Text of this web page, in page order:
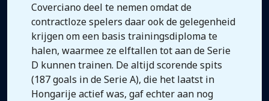
Coverciano deel te nemen omdat de
contractloze spelers daar ook de gelegenheid
krijgen om een basis trainingsdiploma te
halen, waarmee ze elftallen tot aan de Serie
D kunnen trainen. De altijd scorende spits
(187 goals in de Serie A), die het laatst in
Hongarije actief was, gaf echter aan nog